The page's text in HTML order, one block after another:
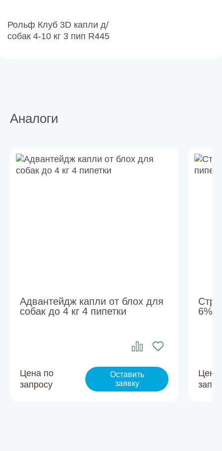
Рольф Клуб 3D капли д/
собак 4-10 кг 3 пип R445
Аналоги
Адвантейдж капли от блох для
собак до 4 кг 4 пипетки
Цена по
запросу
Оставить
заявку
6%
Цена